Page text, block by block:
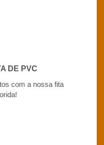
DE PVC
com a nossa fita